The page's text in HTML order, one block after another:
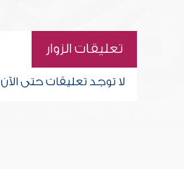
تعليقات الزوار
لا توجد تعليقات حتى الآن